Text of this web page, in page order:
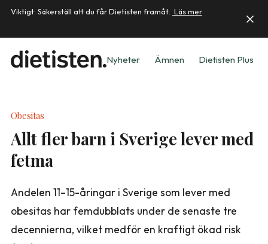
Viktigt: Säkerställ att du får Dietisten framåt. Läs mer
Nyheter Ämnen Dietisten Plus
Obesitas
Allt fler barn i Sverige lever med
fetma
Andelen 11–15-åringar i Sverige som lever med
obesitas har femdubblats under de senaste tre
decennierna, vilket medför en kraftigt ökad risk